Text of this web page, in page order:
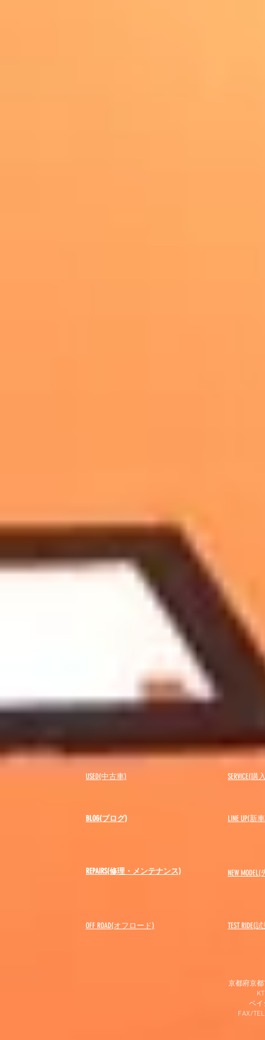
USED(中古車)
BLOG(ブログ)
SERVICE(
LINE UP(新
REPAIRS(修理・メンテナンス) NEW MODEL(
OFF ROAD(オフロード) ​TEST RIDE(
京都府京
ベイ
FAX/